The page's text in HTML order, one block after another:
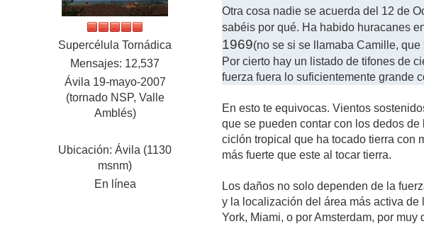
Supercélula Tornádica
Mensajes: 12,537
Ávila 19-mayo-2007
(tornado NSP, Valle
Amblés)
Ubicación: Ávila (1130
msnm)
En línea
Otra cosa nadie se acuerda del 12 de
sabéis por qué. Ha habido huracanes
1969(no se si se llamaba Camille,
Por cierto hay un listado de tifones de
fuerza fuera lo suficientemente grande
En esto te equivocas. Vientos
que se pueden contar con los dedos
ciclón tropical que ha tocado tierra con
más fuerte que este al tocar tierra.
Los daños no solo dependen de la
y la localización del área más activa
York, Miami, o por Amsterdam, por